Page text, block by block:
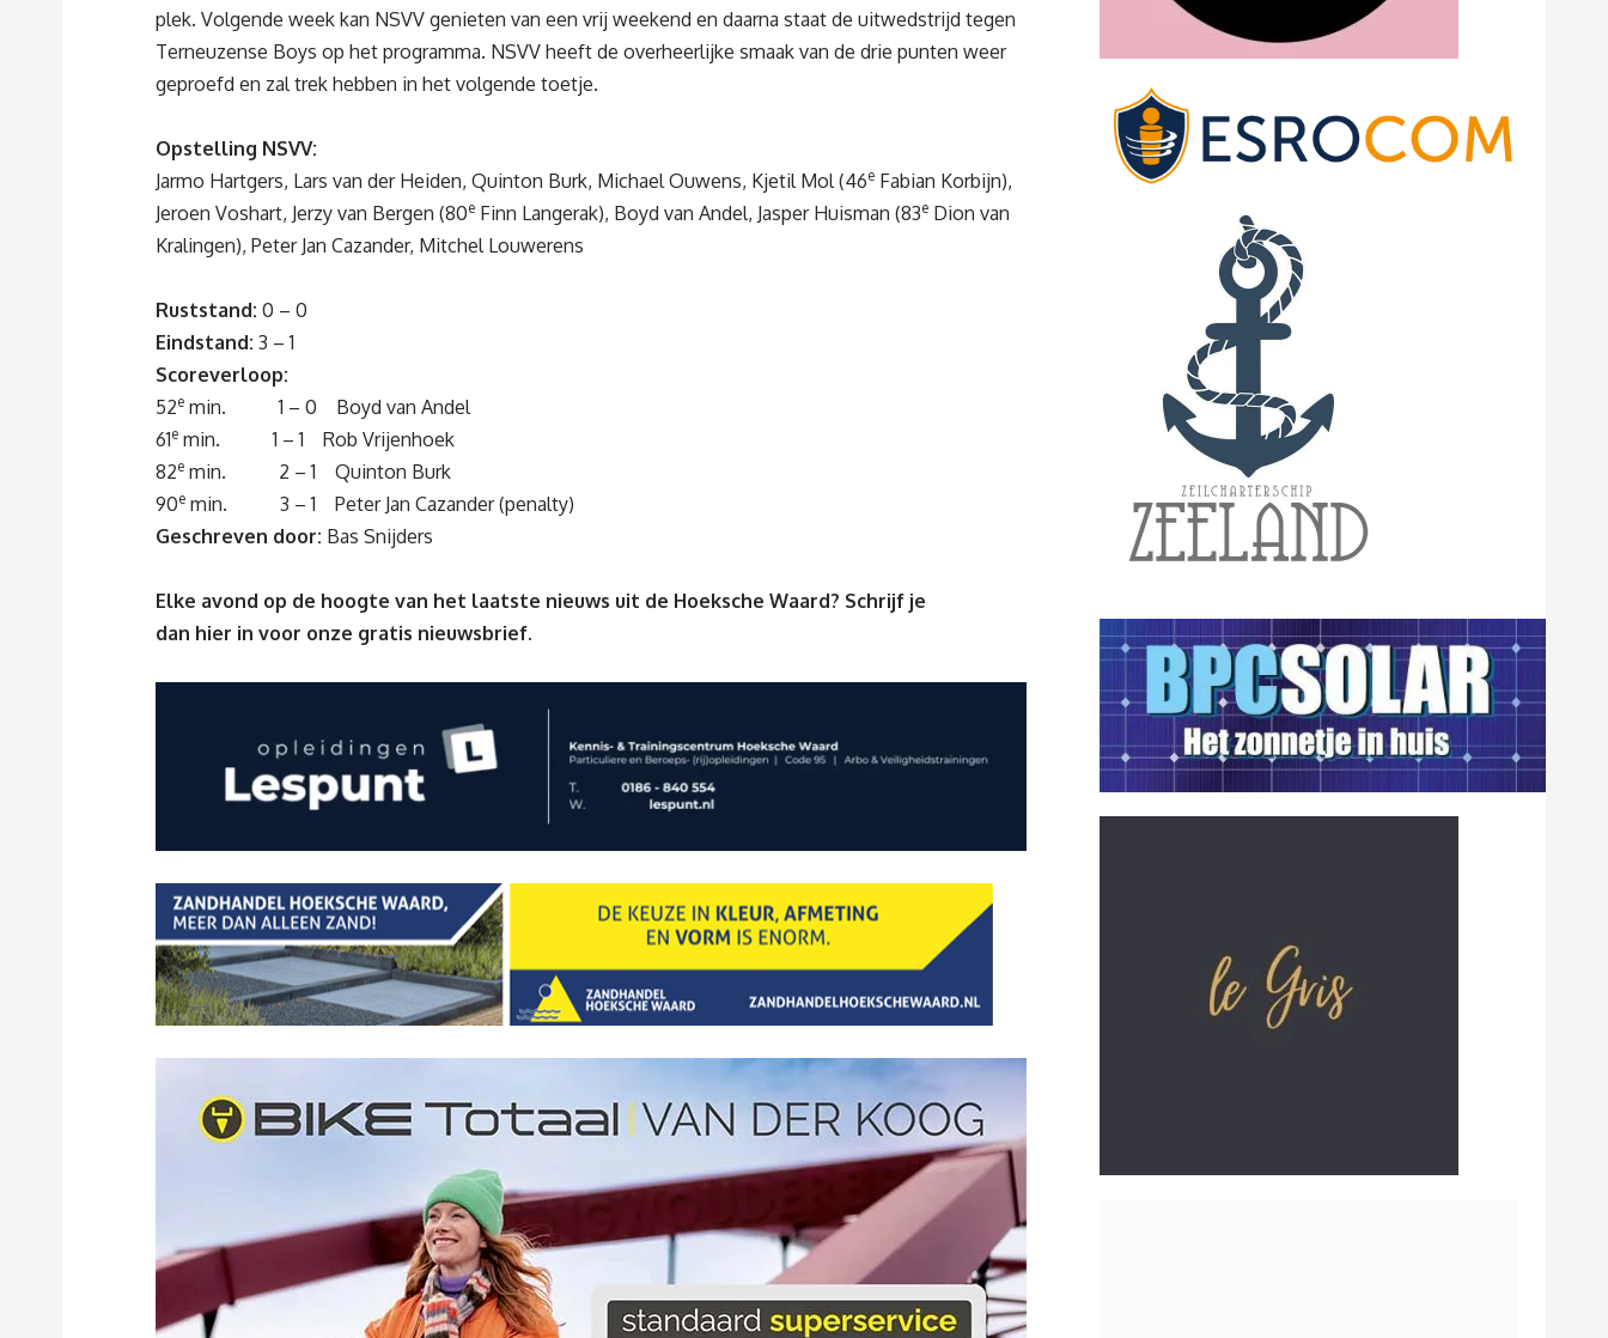
plek. Volgende week kan NSVV genieten van een vrij weekend en daarna staat de uitwedstrijd tegen
Terneuzense Boys op het programma. NSVV heeft de overheerlijke smaak van de drie punten weer
geproefd en zal trek hebben in het volgende toetje.
Opstelling NSVV:
Jarmo Hartgers, Lars van der Heiden, Quinton Burk, Michael Ouwens, Kjetil Mol (46e Fabian Korbijn),
Jeroen Voshart, Jerzy van Bergen (80e Finn Langerak), Boyd van Andel, Jasper Huisman (83e Dion van
Kralingen), Peter Jan Cazander, Mitchel Louwerens
Ruststand: 0 – 0
Eindstand: 3 – 1
Scoreverloop:
52e min. 1 – 0 Boyd van Andel
61e min. 1 – 1 Rob Vrijenhoek
82e min. 2 – 1 Quinton Burk
90e min. 3 – 1 Peter Jan Cazander (penalty)
Geschreven door: Bas Snijders
Elke avond op de hoogte van het laatste nieuws uit de Hoeksche Waard? Schrijf je
dan hier in voor onze gratis nieuwsbrief.